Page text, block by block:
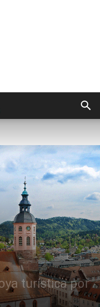
turística por